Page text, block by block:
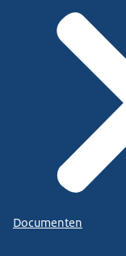
Documenten